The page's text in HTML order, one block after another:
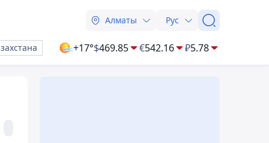
Алматы Рус
+17°$469.85 €542.16 ₽5.78